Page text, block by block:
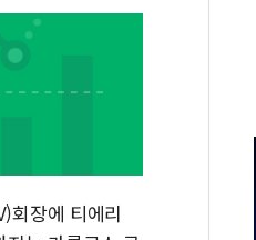
일까지 의혹 소명" 요구
준 금리 인상 가능성 낮아지며 상
에 9월 동결 전망 우세
협정' 체결… 이스라엘·이란 위협
…"이르면 다음 주"
회장에 티에리